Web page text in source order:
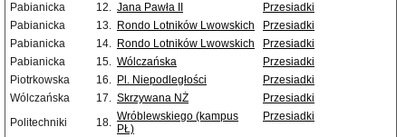
Pabianicka
12. Jana Pawła II
Przesiadki
Pabianicka
13. Rondo Lotników Lwowskich
Przesiadki
Pabianicka
14. Rondo Lotników Lwowskich
Przesiadki
Pabianicka
15. Wólczańska
Przesiadki
Piotrkowska
16. Pl. Niepodległości
Przesiadki
Wólczańska
17. Skrzywana NŻ
Przesiadki
Politechniki
18. Wróblewskiego (kampus
PŁ)
Przesiadki